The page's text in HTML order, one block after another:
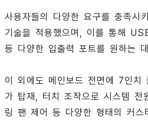
사용자들의 다양한 요구를 충족시
기술을 적용했으며, 이를 통해
등 다양한 입출력 포트를 원하는
이 외에도 메인보드 전면에 7인치
가 탑재, 터치 조작으로 시스템
링 팬 제어 등 다양한 형태의 커스